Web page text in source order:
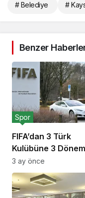
# Belediye #
Benzer
FIFA’dan 3 Türk
Kulübüne 3 Dönem
Transfer Yasağı!
Spor
3 ay önce